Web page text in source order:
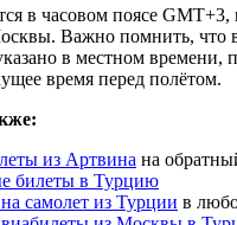
в часовом поясе GMT+3,
Важно помнить, что
в местном времени,
время перед полётом.
из Артвина на
билеты в Турцию
самолет из Турции в